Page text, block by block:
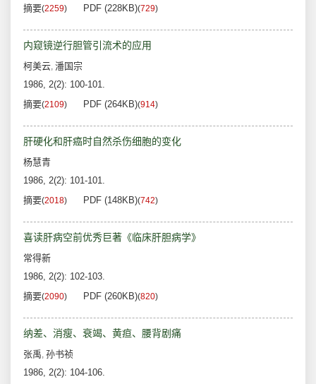
摘要(2259) PDF (228KB)(729)
内窥镜逆行胆管引流术的应用
柯美云, 潘国宗
1986, 2(2): 100-101.
摘要(2109) PDF (264KB)(914)
肝硬化和肝癌时自然杀伤细胞的变化
杨慧青
1986, 2(2): 101-101.
摘要(2018) PDF (148KB)(742)
喜读肝病空前优秀巨著《临床肝胆病学》
常得新
1986, 2(2): 102-103.
摘要(2090) PDF (260KB)(820)
纳差、消瘦、衰竭、黄疸、腰背剧痛
张禹, 孙书祯
1986, 2(2): 104-106.